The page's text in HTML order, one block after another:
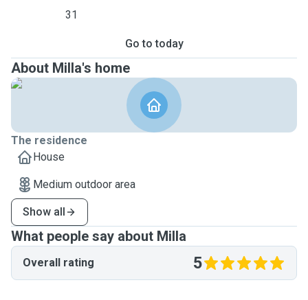
31
Go to today
About Milla's home
The residence
House
Medium outdoor area
Show all
What people say about Milla
Overall rating 5